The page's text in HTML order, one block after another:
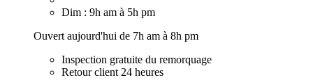
Dim : 9h am à 5h pm
Ouvert aujourd'hui de 7h am à 8h pm
Inspection gratuite du remorquage
Retour client 24 heures